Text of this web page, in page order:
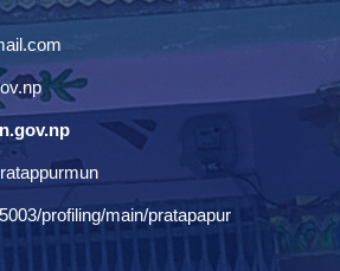
profiling/main/pratapapur